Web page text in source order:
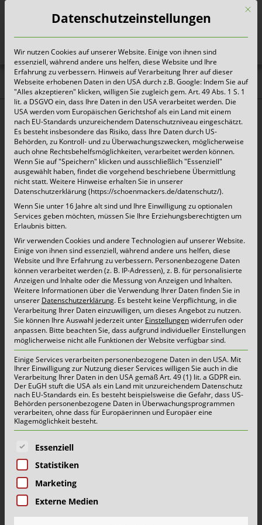
Heute für morgen sorgen
Aktuelles |
Pressemitteilungen
Wertschätzung!
26. März 2020 |Aktuelles
mehr lesen...
Schönmackers: Allgemeine
Kundeninformation
26. März 2020 |Aktuelles
Die Sicherheit unserer Vertragspartner und
Mitarbeiter hat für uns höchste Priorität. Deshalb
haben wir uns umfassend auf eine weitere
Ausbreitung des Coronavirus (SARS-CoV-2) in
Deutschland vorbereitet. Die bestehenden
Pandemieplanungen werden laufend den
der Bundesregierung und des Landes NRW
entsprechend angepasst. Es existieren in
unserem Unternehmen Meldeverpflichtungen,
welche sich an den aktuellen […]
Mit
Datenschutzeinstellungen
Wir nutzen Cookies auf unserer Website. Einige von ihnen sind
essenziell, während andere uns helfen, diese Website und Ihre
Erfahrung zu verbessern. Hinweis auf Verarbeitung Ihrer auf dieser
Webseite erhobenen Daten in den USA durch z.B. Google: Indem Sie auf
"Alles akzeptieren" klicken, willigen Sie zugleich gem. Art. 49 Abs. 1 S. 1
lit. a DSGVO ein, dass Ihre Daten in den USA verarbeitet werden. Die
USA werden vom Europäischen Gerichtshof als ein Land mit einem
nach EU-Standards unzureichendem Datenschutzniveau eingeschätzt.
Es besteht insbesondere das Risiko, dass Ihre Daten durch US-
Behörden, zu Kontroll- und zu Überwachungszwecken, möglicherweise
auch ohne Rechtsbehelfsmöglichkeiten, verarbeitet werden können.
Wenn Sie auf "Speichern" klicken und ausschließlich "Essenziell"
ausgewählt haben, findet die vorgehend beschriebene Übermittlung
nicht statt. Weitere Hinweise erhalten Sie in unserer
Datenschutzerklärung (https://schoenmackers.de/datenschutz/).
Wenn Sie unter 16 Jahre alt sind und Ihre Einwilligung zu optionalen
Services geben möchten, müssen Sie Ihre Erziehungsberechtigten um
Erlaubnis bitten.
Wir verwenden Cookies und andere Technologien auf unserer Website.
Einige von ihnen sind essenziell, während andere uns helfen, diese
Website und Ihre Erfahrung zu verbessern. Personenbezogene Daten
können verarbeitet werden (z. B. IP-Adressen), z. B. für personalisierte
Anzeigen und Inhalte oder die Messung von Anzeigen und Inhalten.
Weitere Informationen über die Verwendung Ihrer Daten finden Sie in
unserer Datenschutzerklärung. Es besteht keine Verpflichtung, in die
Verarbeitung Ihrer Daten einzuwilligen, um dieses Angebot zu nutzen.
Sie können Ihre Auswahl jederzeit unter Einstellungenwiderrufen oder
anpassen. Bitte beachten Sie, dass aufgrund individueller Einstellungen
möglicherweise nicht alle Funktionen der Website verfügbar sind.
Einige Services verarbeiten personenbezogene Daten in den USA. Mit
Ihrer Einwilligung zur Nutzung dieser Services willigen Sie auch in die
Verarbeitung Ihrer Daten in den USA gemäß Art. 49 (1) lit. a GDPR ein.
Der EuGH stuft die USA als ein Land mit unzureichendem Datenschutz
nach EU-Standards ein. Es besteht beispielsweise die Gefahr, dass US-
Behörden personenbezogene Daten in Überwachungsprogrammen
verarbeiten, ohne dass für Europäerinnen und Europäer eine
Klagemöglichkeit besteht.
Es folgt eine Liste der Service-Gruppen, für die eine
Essenziell
Statistiken
Marketing
Externe Medien